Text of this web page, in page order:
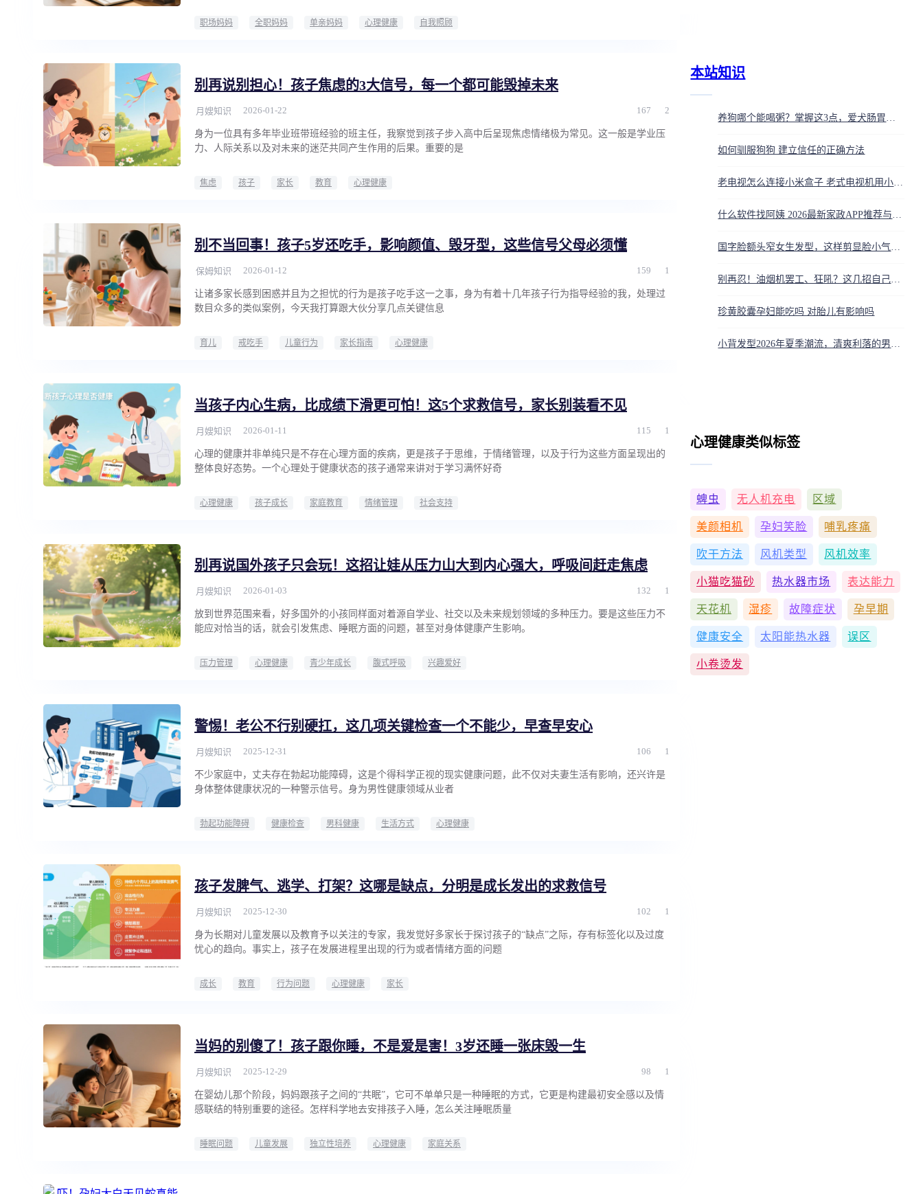
职场妈妈 全职妈妈 单亲妈妈 心理健康 自我照顾
别再说别担心！孩子焦虑的3大信号，每一个都可能毁掉未来
月嫂知识 2026-01-22 167 2
身为一位具有多年毕业班带班经验的班主任，我察觉到孩子步入高中后呈现焦虑情绪极为常见。这一般是学业压
力、人际关系以及对未来的迷茫共同产生作用的后果。重要的是
焦虑 孩子 家长 教育 心理健康
别不当回事！孩子5岁还吃手，影响颜值、毁牙型，这些信号父母必须懂
保姆知识 2026-01-12 159 1
让诸多家长感到困惑并且为之担忧的行为是孩子吃手这一之事，身为有着十几年孩子行为指导经验的我，处理过
数目众多的类似案例，今天我打算跟大伙分享几点关键信息
育儿 戒吃手 儿童行为 家长指南 心理健康
当孩子内心生病，比成绩下滑更可怕！这5个求救信号，家长别装看不见
月嫂知识 2026-01-11 115 1
心理的健康并非单纯只是不存在心理方面的疾病，更是孩子于思维，于情绪管理，以及于行为这些方面呈现出的
整体良好态势。一个心理处于健康状态的孩子通常来讲对于学习满怀好奇
心理健康 孩子成长 家庭教育 情绪管理 社会支持
别再说国外孩子只会玩！这招让娃从压力山大到内心强大，呼吸间赶走焦虑
月嫂知识 2026-01-03 132 1
放到世界范围来看，好多国外的小孩同样面对着源自学业、社交以及未来规划领域的多种压力。要是这些压力不
能应对恰当的话，就会引发焦虑、睡眠方面的问题，甚至对身体健康产生影响。
压力管理 心理健康 青少年成长 腹式呼吸 兴趣爱好
警惕！老公不行别硬扛，这几项关键检查一个不能少，早查早安心
月嫂知识 2025-12-31 106 1
不少家庭中，丈夫存在勃起功能障碍，这是个得科学正视的现实健康问题，此不仅对夫妻生活有影响，还兴许是
身体整体健康状况的一种警示信号。身为男性健康领域从业者
勃起功能障碍 健康检查 男科健康 生活方式 心理健康
孩子发脾气、逃学、打架？这哪是缺点，分明是成长发出的求救信号
月嫂知识 2025-12-30 102 1
身为长期对儿童发展以及教育予以关注的专家，我发觉好多家长于探讨孩子的“缺点”之际，存有标签化以及过度
忧心的趋向。事实上，孩子在发展进程里出现的行为或者情绪方面的问题
成长 教育 行为问题 心理健康 家长
当妈的别傻了！孩子跟你睡，不是爱是害！3岁还睡一张床毁一生
月嫂知识 2025-12-29 98 1
在婴幼儿那个阶段，妈妈跟孩子之间的“共眠”，它可不单单只是一种睡眠的方式，它更是构建最初安全感以及情
感联结的特别重要的途径。怎样科学地去安排孩子入睡，怎么关注睡眠质量
睡眠问题 儿童发展 独立性培养 心理健康 家庭关系
本站知识
如何驯服狗狗 建立信任的正确方法
珍黄胶囊孕妇能吃吗 对胎儿有影响吗
心理健康类似标签
蜱虫 无人机充电 区域
美颜相机 孕妇笑脸 哺乳疼痛
吹干方法 风机类型 风机效率
小猫吃猫砂 热水器市场 表达能力
天花机 湿疹 故障症状 孕早期
健康安全 太阳能热水器 误区
小卷烫发